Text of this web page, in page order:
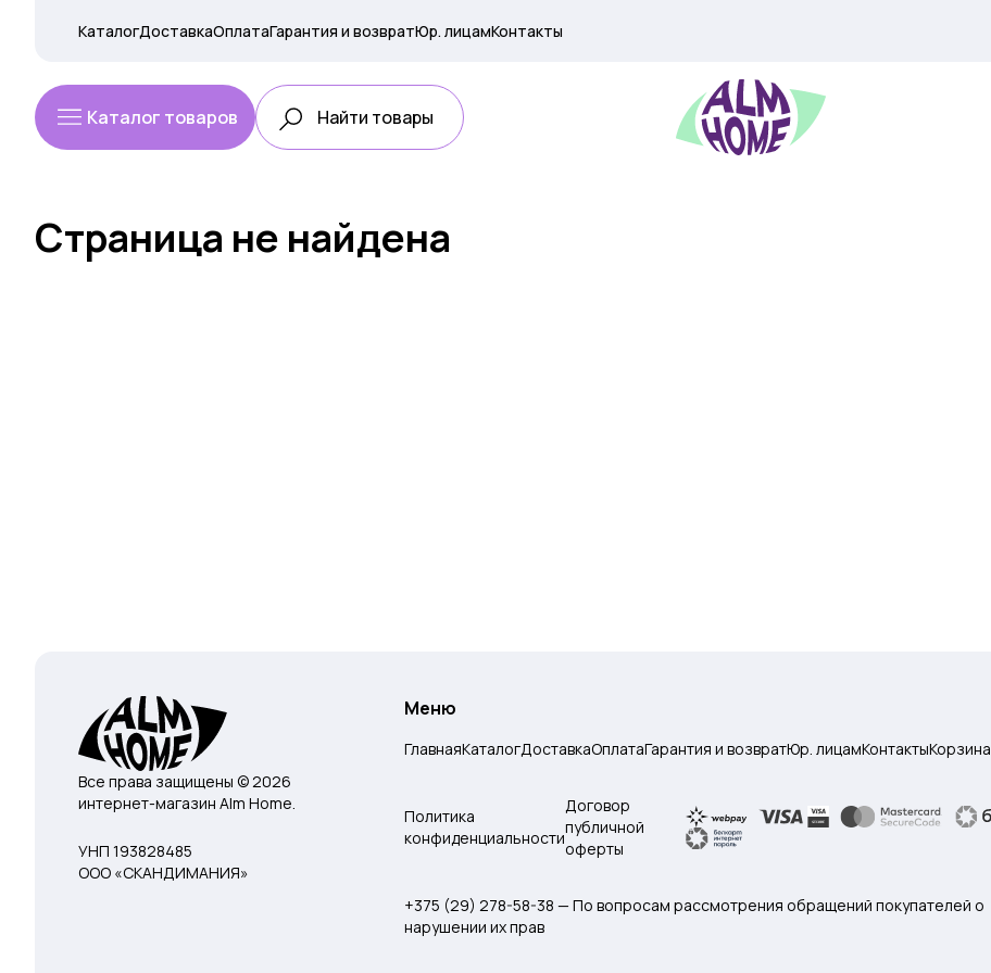
КаталогДоставкаОплатаГарантия и возвратЮр. лицамКонтакты
Каталог товаров
Страница не найдена
Все права защищены © 2026
интернет-магазин Alm Home.
УНП 193828485
ООО «СКАНДИМАНИЯ»
Меню
ГлавнаяКаталогДоставкаОплатаГарантия и возвратЮр. лицамКонтактыКорзина
Политика
конфиденциальности
Договор
публичной
оферты
+375 (29) 278-58-38 — По вопросам рассмотрения обращений покупателей о
нарушении их прав